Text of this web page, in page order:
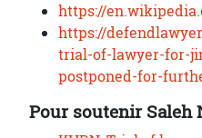
https://
https://
trial-of-lawyer-for-
postponed-for-
Pour soutenir Saleh